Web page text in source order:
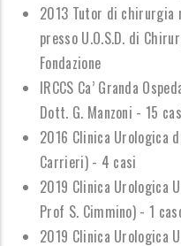
2013 Tutor di chirurgia
presso U.O.S.D. di
Fondazione
IRCCS Ca’Granda
Dott. G. Manzoni - 15
2016 Clinica Urologica
Carrieri) - 4 casi
2019 Clinica Urologica
Prof S. Cimmino) - 1
2019 Clinica Urologica